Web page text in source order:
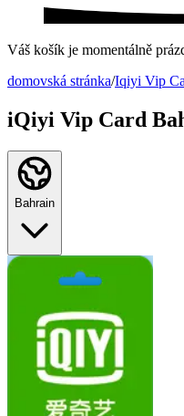
Váš košík je momentálně
domovská stránka/Iqiyi Vip
iQiyi Vip Card
Bahrain